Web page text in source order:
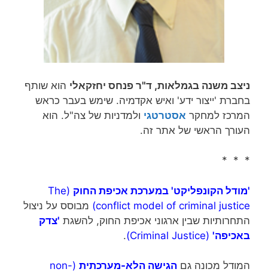
ניצב משנה בגמלאות, ד"ר פנחס יחזקאלי הוא שותף
בחברת 'ייצור ידע' ואיש אקדמיה. שימש בעבר כראש
המרכז למחקר אסטרטגי ולמדניות של צה"ל. הוא
העורך הראשי של אתר זה.
* * *
'מודל הקונפליקט' במערכת אכיפת החוק
(The
conflict model of criminal justice) מבוסס על ניצול
התחרותיות שבין ארגוני אכיפת החוק, להשגת 'צדק
באכיפה' (Criminal Justice)
.
המודל מכונה גם הגישה הלא-מערכתית (non-